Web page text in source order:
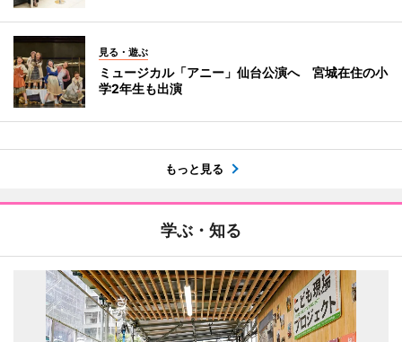
見る・遊ぶ
ミュージカル「アニー」仙台公演へ 宮城在住の小
学2年生も出演
もっと見る
学ぶ・知る